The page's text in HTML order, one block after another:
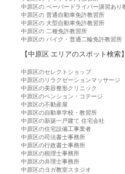
中原区の ペーパードライバー講習あり
中原区の 普通自動車免許教習所
中原区の 大型自動車免許教習所
中原区の 二種免許教習所
中原区の バイク・普通二輪免許教習所
【中原区 エリアのスポット検索
中原区のセレクトショップ
中原区のリラクゼーションマッサージ
中原区の美容整形クリニック
中原区のペンション・コテージ
中原区の不動産屋
中原区の自動車学校・教習所
中原区の新築一戸建て 住宅会社
中原区の住宅設備工事業者
中原区の司法書士事務所
中原区の行政書士事務所
中原区の税理士事務所
中原区の弁理士事務所
中原区のヨガ教室スタジオ